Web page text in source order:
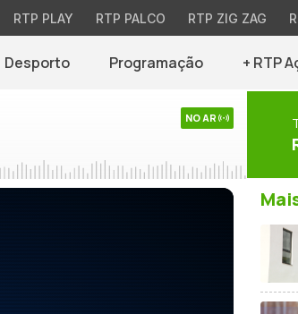
RTP PLAY RTP PALCO RTP ZIG ZAG
Desporto Programação + RTP
NO AR